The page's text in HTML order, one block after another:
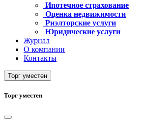
Ипотечное страхование
Оценка недвижимости
Риэлторские услуги
Юридические услуги
Журнал
О компании
Контакты
Торг уместен
Торг уместен